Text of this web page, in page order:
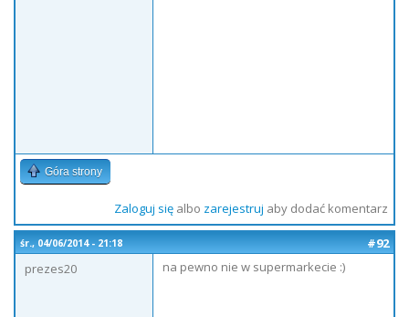
Góra strony
Zaloguj sięalbo zarejestruj aby dodać komentarz
śr., 04/06/2014 - 21:18
#92
prezes20
na pewno nie w supermarkecie :)